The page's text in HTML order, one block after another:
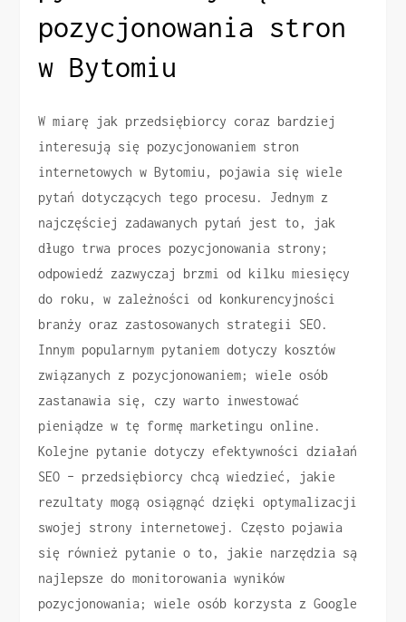
pozycjonowania stron
w Bytomiu
W miarę jak przedsiębiorcy coraz bardziej
interesują się pozycjonowaniem stron
internetowych w Bytomiu, pojawia się wiele
pytań dotyczących tego procesu. Jednym z
najczęściej zadawanych pytań jest to, jak
długo trwa proces pozycjonowania strony;
odpowiedź zazwyczaj brzmi od kilku miesięcy
do roku, w zależności od konkurencyjności
branży oraz zastosowanych strategii SEO.
Innym popularnym pytaniem dotyczy kosztów
związanych z pozycjonowaniem; wiele osób
zastanawia się, czy warto inwestować
pieniądze w tę formę marketingu online.
Kolejne pytanie dotyczy efektywności działań
SEO – przedsiębiorcy chcą wiedzieć, jakie
rezultaty mogą osiągnąć dzięki optymalizacji
swojej strony internetowej. Często pojawia
się również pytanie o to, jakie narzędzia są
najlepsze do monitorowania wyników
pozycjonowania; wiele osób korzysta z Google